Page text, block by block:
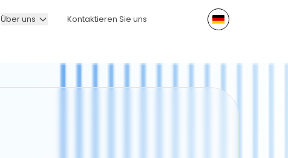
Über uns Kontaktieren Sie uns